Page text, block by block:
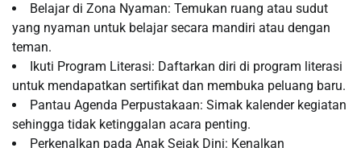
Belajar di Zona Nyaman: Temukan ruang atau sudut
yang nyaman untuk belajar secara mandiri atau dengan
teman.
Ikuti Program Literasi: Daftarkan diri di program literasi
untuk mendapatkan sertifikat dan membuka peluang baru.
Pantau Agenda Perpustakaan: Simak kalender kegiatan
sehingga tidak ketinggalan acara penting.
Perkenalkan pada Anak Sejak Dini: Kenalkan